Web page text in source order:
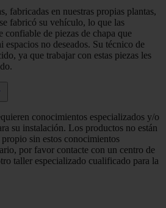
fabricadas en nuestras propias plantas,
fabricó su vehículo, lo que las
confiable de piezas de chapa que
espacios no deseados. Su técnico de
ya que trabajar con estas piezas les
conocimientos especializados y/o
su instalación. Los productos no están
sin estos conocimientos
por favor contacte con un centro de
taller especializado cualificado para la